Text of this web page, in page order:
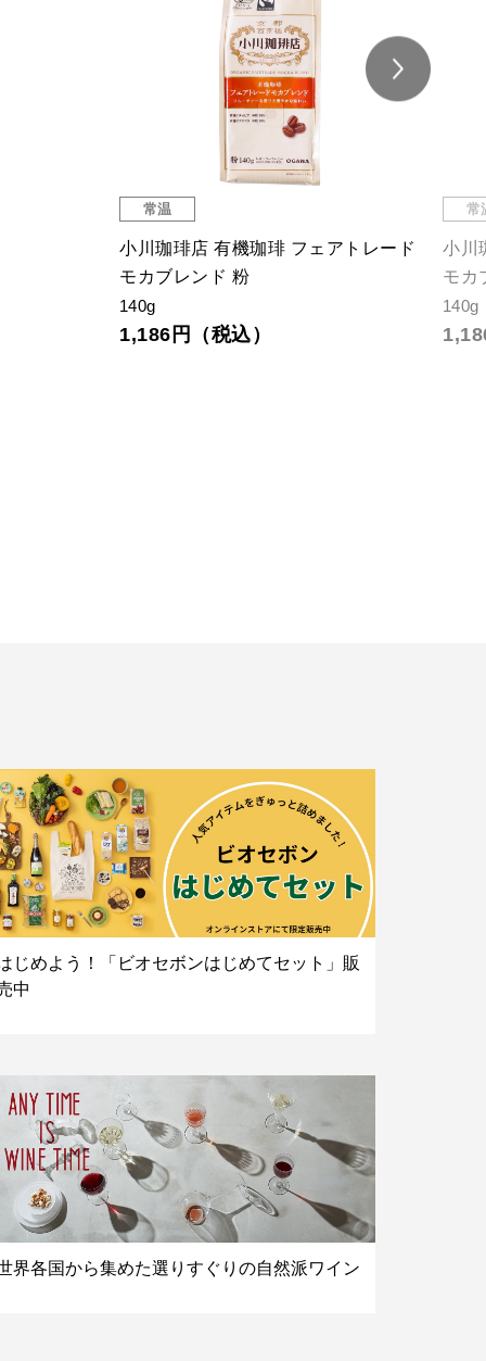
常温
小川珈琲店 有機珈琲 フェアトレード
モカブレンド 粉
140g
1,186円（税込）
常
小川
モカ
140g
じめよう！「ビオセボンはじめてセット」販
中
界各国から集めた選りすぐりの自然派ワイン